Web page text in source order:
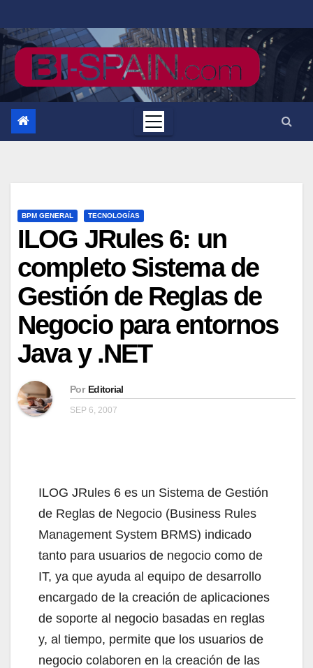
al
contenido
BPM GENERAL TECNOLOGÍAS
ILOG JRules 6: un
completo Sistema de
Gestión de Reglas de
Negocio para entornos
Java y .NET
Por Editorial
SEP 6, 2007
ILOG JRules 6 es un Sistema de Gestión
de Reglas de Negocio (Business Rules
Management System BRMS) indicado
tanto para usuarios de negocio como de
IT, ya que ayuda al equipo de desarrollo
encargado de la creación de aplicaciones
de soporte al negocio basadas en reglas
y, al tiempo, permite que los usuarios de
negocio colaboren en la creación de las